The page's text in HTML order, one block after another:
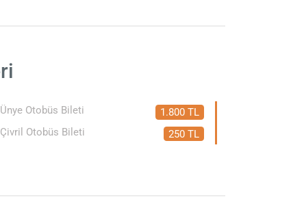
Otobüs Bileti
1.800 TL
Otobüs Bileti 250 TL